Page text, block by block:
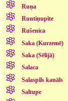
Ruņa
Runtiņupīte
Rušenica
Saka (Kurzemē)
Saka (Sēlijā)
Salaca
Salaspils kanāls
Saltupe